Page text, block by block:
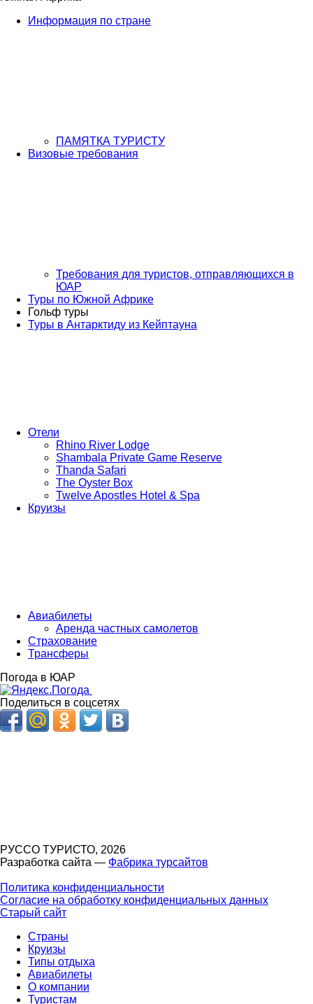
Информация по стране
ПАМЯТКА ТУРИСТУ
Визовые требования
Требования для туристов, отправляющихся в
ЮАР
Туры по Южной Африке
Гольф туры
Туры в Антарктиду из Кейптауна
Отели
Rhino River Lodge
Shambala Private Game Reserve
Thanda Safari
The Oyster Box
Twelve Apostles Hotel & Spa
Круизы
Авиабилеты
Аренда частных самолетов
Страхование
Трансферы
Погода в ЮАР
Поделиться в соцсетях
РУССО ТУРИСТО, 2026
Разработка сайта — Фабрика турсайтов
Политика конфиденциальности
Согласие на обработку конфиденциальных данных
Старый сайт
Страны
Круизы
Типы отдыха
Авиабилеты
О компании
Туристам